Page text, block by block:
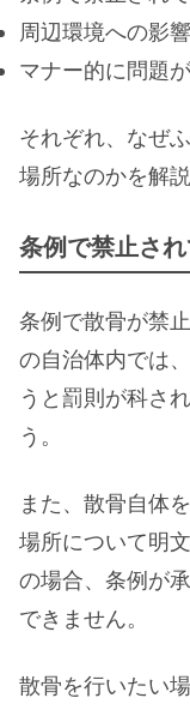
周辺環境への影
マナー的に問題
それぞれ、なぜ
場所なのかを解説
条例で禁止さ
条例で散骨が禁
の自治体内では
うと罰則が科さ
う。
また、散骨自体
場所について明
の場合、条例が
できません。
散骨を行いたい